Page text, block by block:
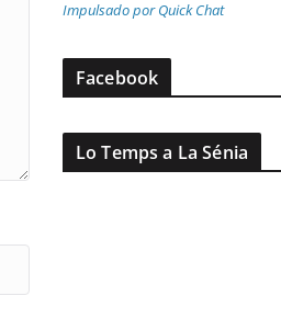
Impulsado por Quick Chat
Facebook
Lo Temps a La Sénia